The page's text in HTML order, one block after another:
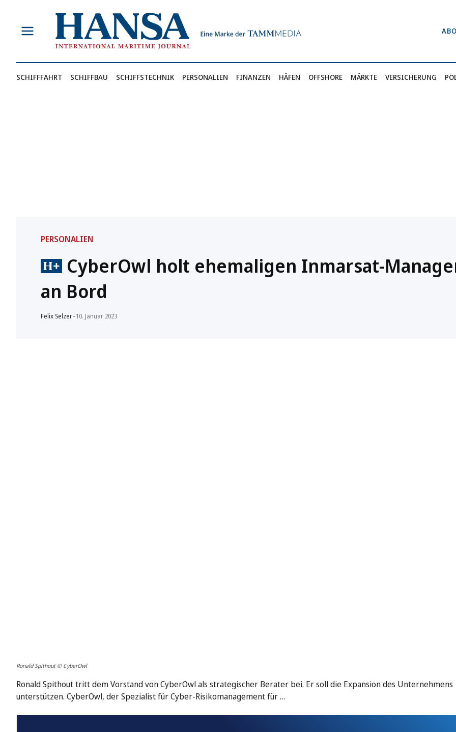
springen
SCHIFFFAHRT SCHIFFBAU SCHIFFSTECHNIK PERSONALIEN FINANZEN HÄFEN OFFSHORE MÄRKTE VERSICHERUNG
PERSONALIEN
CyberOwl holt ehemaligen Inmarsat-
an Bord
Felix Selzer–10. Januar 2023
Ronald Spithout © CyberOwl
Ronald Spithout tritt dem Vorstand von CyberOwl als strategischer Berater bei. Er soll die Expansion des Unternehmens
unterstützen. CyberOwl, der Spezialist für Cyber-Risikomanagement für …